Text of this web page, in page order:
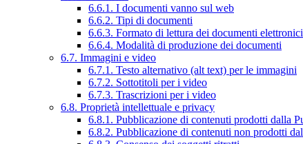
6.6.1. I documenti vanno sul web
6.6.2. Tipi di documenti
6.6.3. Formato di lettura dei documenti elettronici
6.6.4. Modalità di produzione dei documenti
6.7. Immagini e video
6.7.1. Testo alternativo (alt text) per le immagini
6.7.2. Sottotitoli per i video
6.7.3. Trascrizioni per i video
6.8. Proprietà intellettuale e privacy
6.8.1. Pubblicazione di contenuti prodotti dalla
6.8.2. Pubblicazione di contenuti non prodotti